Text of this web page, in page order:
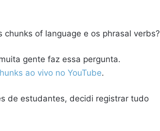
of language e os phrasal verbs?
gente faz essa pergunta.
ao vivo no YouTube.
de estudantes, decidi registrar tudo